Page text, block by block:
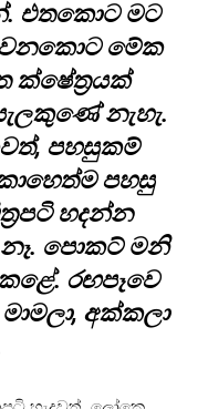
එතකොට මට
මේක
ක්ෂේත්‍රයක්
නැහැ.
පහසුකම්
පහසු
හදන්න
පොකට් මනි
රඟපෑවෙ
අක්කලා